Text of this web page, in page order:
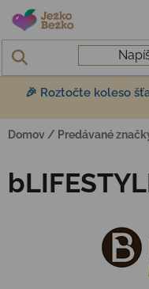
Prejsť na obsah
🎉 Roztočte koleso
Domov / Predávané